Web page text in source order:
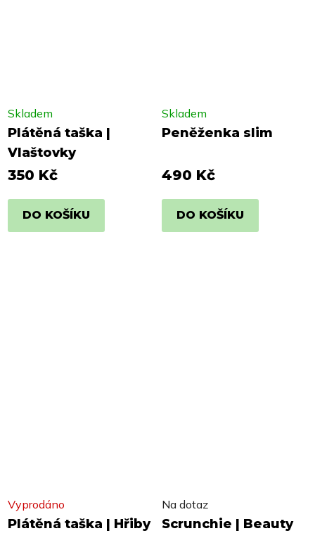
Plátěná taška |
Vlaštovky
Skladem
350 Kč
DO KOŠÍKU
Peněženka slim
Skladem
490 Kč
DO KOŠÍKU
Plátěná taška | Hřiby
Vyprodáno
Scrunchie | Beauty
Na dotaz